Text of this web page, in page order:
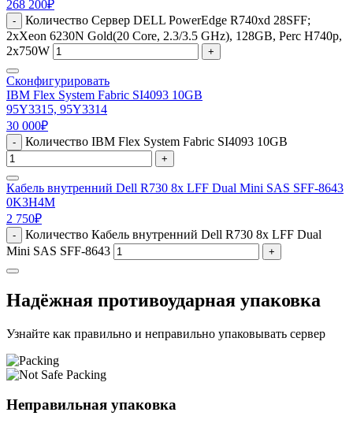
268 200₽
-
Количество Сервер DELL PowerEdge R740xd 28SFF;
2xXeon 6230N Gold(20 Core, 2.3/3.5 GHz), 128GB, Perc H740p,
2x750W
+
Сконфигурировать
IBM Flex System Fabric SI4093 10GB
95Y3315, 95Y3314
30 000₽
- Количество IBM Flex System Fabric SI4093 10GB
+
Кабель внутренний Dell R730 8x LFF Dual Mini SAS SFF-8643
0K3H4M
2 750₽
-
Количество Кабель внутренний Dell R730 8x LFF Dual
Mini SAS SFF-8643
+
Надёжная противоударная упаковка
Узнайте как правильно и неправильно упаковывать сервер
Неправильная упаковка